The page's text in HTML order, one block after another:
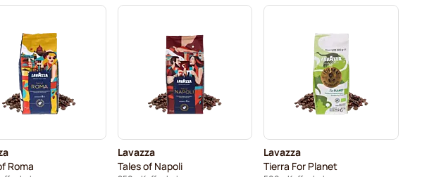
von Garibaldi Kaffeebohnen von Tonino Lamborghini
von Gimoka Kaffeebohnen von Lavazza Kaffeebohnen
Kaffeebohnen Espresso-Kaffeebohnen von Delonghi
Roma
Lavazza
Tales of Napoli
Lavazza
Tierra For Planet